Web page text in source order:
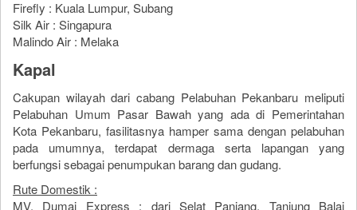
Firefly : Kuala Lumpur, Subang
Silk Air : Singapura
Malindo Air : Melaka
Kapal
Cakupan wilayah dari cabang Pelabuhan Pekanbaru meliputi
Pelabuhan Umum Pasar Bawah yang ada di Pemerintahan
Kota Pekanbaru, fasilitasnya hamper sama dengan pelabuhan
pada umumnya, terdapat dermaga serta lapangan yang
berfungsi sebagai penumpukan barang dan gudang.
Rute Domestik :
MV. Dumai Express : dari Selat Panjang, Tanjung Balai